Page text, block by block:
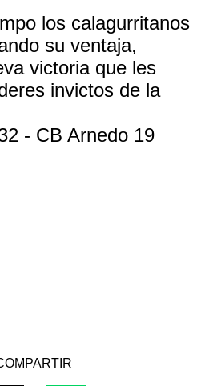
los calagurritanos
su ventaja,
victoria que les
invictos de la
- CB Arnedo 19